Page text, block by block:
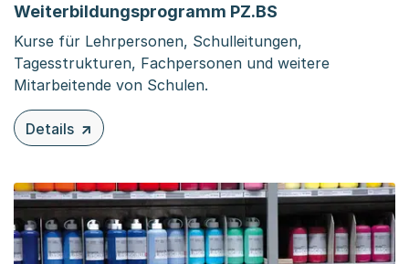
Weiterbildungsprogramm PZ.BS
Kurse für Lehrpersonen, Schulleitungen,
Tagesstrukturen, Fachpersonen und weitere
Mitarbeitende von Schulen.
Details
zu diesem Inhalt: Weiterbildungsprogramm PZ.BS